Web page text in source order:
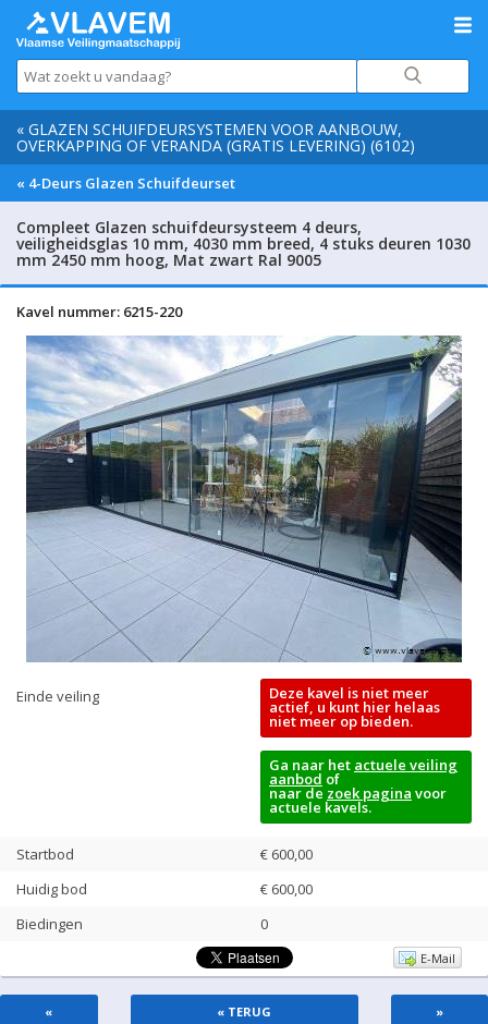
« GLAZEN SCHUIFDEURSYSTEMEN VOOR AANBOUW,
OVERKAPPING OF VERANDA (GRATIS LEVERING) (6102)
« 4-Deurs Glazen Schuifdeurset
Compleet Glazen schuifdeursysteem 4 deurs,
veiligheidsglas 10 mm, 4030 mm breed, 4 stuks deuren 1030
mm 2450 mm hoog, Mat zwart Ral 9005
Kavel nummer: 6215-220
Einde veiling Deze kavel is niet meer
actief, u kunt hier helaas
niet meer op bieden.
Ga naar het actuele veiling
aanbod of
naar de zoek pagina voor
actuele kavels.
Startbod
€ 600,00
Huidig bod
€ 600,00
Biedingen
0
E-Mail
« « TERUG »